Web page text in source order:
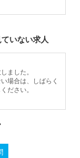
いない求人
ました。
場合は、しばらく
ださい。